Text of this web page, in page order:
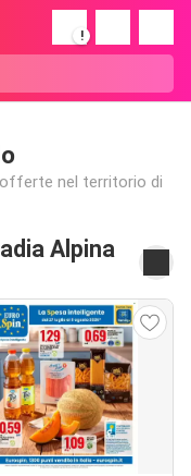
!
nel territorio di
Alpina